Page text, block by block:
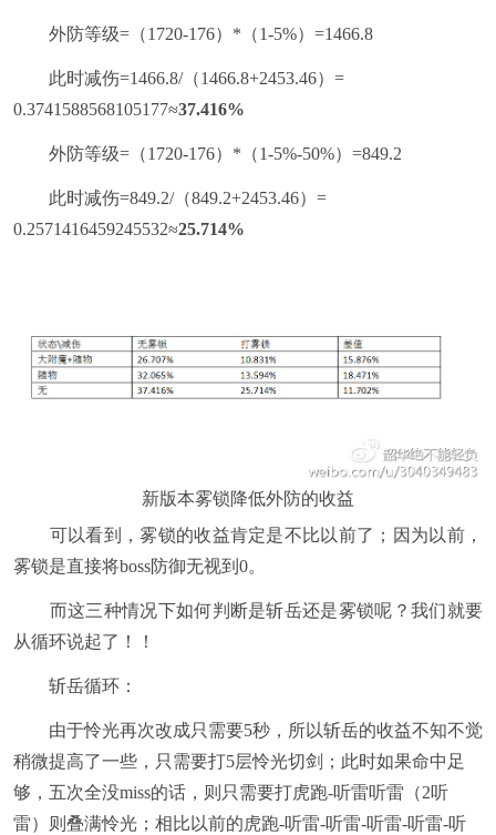
外防等级=（1720-176）*（1-5%）=1466.8
此时减伤=1466.8/（1466.8+2453.46）=
0.3741588568105177≈37.416%
外防等级=（1720-176）*（1-5%-50%）=849.2
此时减伤=849.2/（849.2+2453.46）=
0.2571416459245532≈25.714%
新版本雾锁降低外防的收益
可以看到，雾锁的收益肯定是不比以前了；因为以前，
雾锁是直接将boss防御无视到0。
而这三种情况下如何判断是斩岳还是雾锁呢？我们就要
从循环说起了！！
斩岳循环：
由于怜光再次改成只需要5秒，所以斩岳的收益不知不觉
稍微提高了一些，只需要打5层怜光切剑；此时如果命中足
够，五次全没miss的话，则只需要打虎跑-听雷听雷（2听
雷）则叠满怜光；相比以前的虎跑-听雷-听雷-听雷-听雷-听